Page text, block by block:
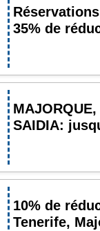
35% de
SAIDIA:
10% de
Tenerife,